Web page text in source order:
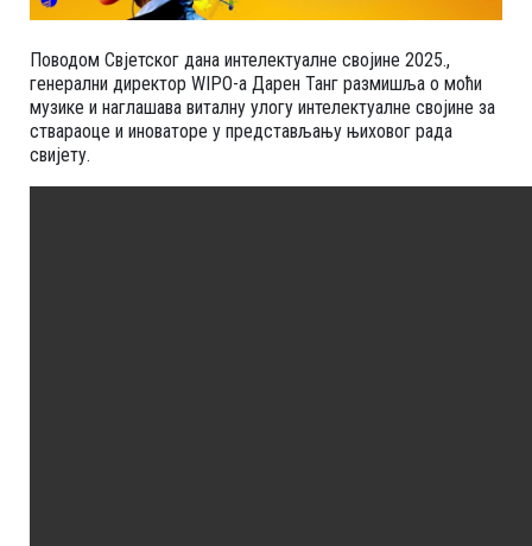
Поводом Свјетског дана интелектуалне својине 2025.,
генерални директор WIPO-а Дарен Танг размишља о моћи
музике и наглашава виталну улогу интелектуалне својине за
ствараоце и иноваторе у представљању њиховог рада
свијету.